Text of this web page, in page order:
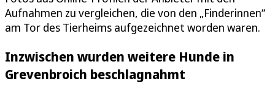
Aufnahmen zu vergleichen, die von den „Finderinnen“
am Tor des Tierheims aufgezeichnet worden waren.
Inzwischen wurden weitere Hunde in
Grevenbroich beschlagnahmt